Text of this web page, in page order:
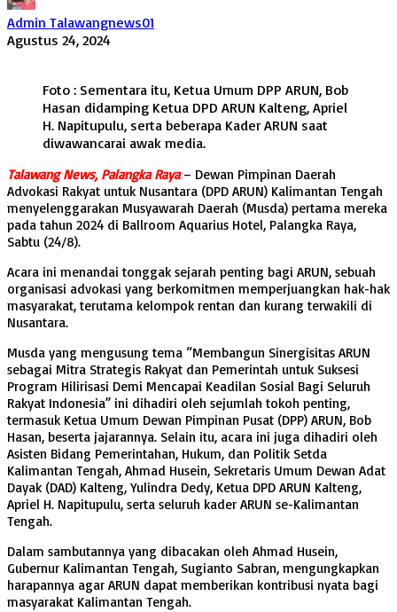
Admin Talawangnews01
Agustus 24, 2024
Foto : Sementara itu, Ketua Umum DPP ARUN, Bob
Hasan didamping Ketua DPD ARUN Kalteng, Apriel
H. Napitupulu, serta beberapa Kader ARUN saat
diwawancarai awak media.
Talawang News, Palangka Raya– Dewan Pimpinan Daerah
Advokasi Rakyat untuk Nusantara (DPD ARUN) Kalimantan Tengah
menyelenggarakan Musyawarah Daerah (Musda) pertama mereka
pada tahun 2024 di Ballroom Aquarius Hotel, Palangka Raya,
Sabtu (24/8).
Acara ini menandai tonggak sejarah penting bagi ARUN, sebuah
organisasi advokasi yang berkomitmen memperjuangkan hak-hak
masyarakat, terutama kelompok rentan dan kurang terwakili di
Nusantara.
Musda yang mengusung tema “Membangun Sinergisitas ARUN
sebagai Mitra Strategis Rakyat dan Pemerintah untuk Suksesi
Program Hilirisasi Demi Mencapai Keadilan Sosial Bagi Seluruh
Rakyat Indonesia” ini dihadiri oleh sejumlah tokoh penting,
termasuk Ketua Umum Dewan Pimpinan Pusat (DPP) ARUN, Bob
Hasan, beserta jajarannya. Selain itu, acara ini juga dihadiri oleh
Asisten Bidang Pemerintahan, Hukum, dan Politik Setda
Kalimantan Tengah, Ahmad Husein, Sekretaris Umum Dewan Adat
Dayak (DAD) Kalteng, Yulindra Dedy, Ketua DPD ARUN Kalteng,
Apriel H. Napitupulu, serta seluruh kader ARUN se-Kalimantan
Tengah.
Dalam sambutannya yang dibacakan oleh Ahmad Husein,
Gubernur Kalimantan Tengah, Sugianto Sabran, mengungkapkan
harapannya agar ARUN dapat memberikan kontribusi nyata bagi
masyarakat Kalimantan Tengah.